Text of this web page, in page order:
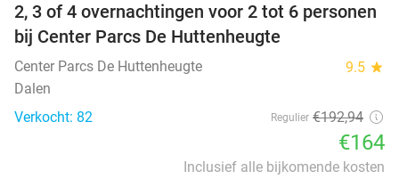
15%
2, 3 of 4 overnachtingen voor 2 tot 6 personen
bij Center Parcs De Huttenheugte
Center Parcs De Huttenheugte 9.5 star
Dalen
Verkocht: 82
Regulier €192,94
€164
Inclusief alle bijkomende kosten